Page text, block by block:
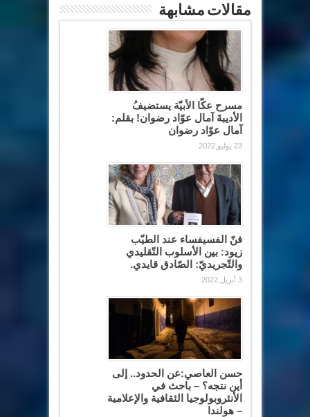
مقالات مشابهة
مسرح عكّا الأبيّة يستضيفُ
الأديبةَ آمال عوّاد رضوان! بقلم:
آمال عوّاد رضوان
23 يوليو,2022
فنّ الفسيفساء عند الطيّب
زيود: بين الأسلوب التّقليدي
والتّجريديّ: الصّادق قايدي.
3 أبريل,2022
حسن العاصي:عن الحدود.. إلى
أين نتجه؟ – باحث في
الأنثروبولوجيا الثقافية والإعلامية
– هولندا